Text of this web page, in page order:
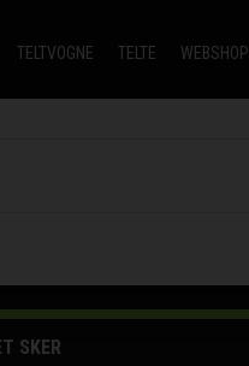
TELTVOGNE TELTE WEBSHOP
SKER